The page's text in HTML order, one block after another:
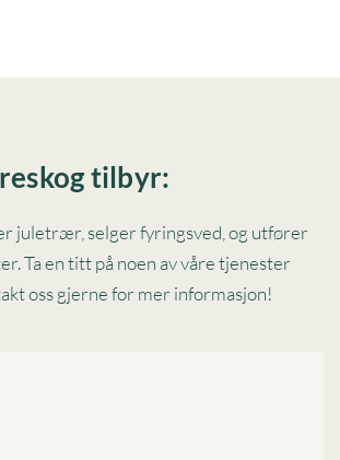
tilbyr:
juletrær, selger fyringsved, og utfører
Ta en titt på noen av våre tjenester
oss gjerne for mer informasjon!